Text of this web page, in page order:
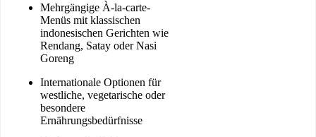
Mehrgängige À-la-carte-
Menüs mit klassischen
indonesischen Gerichten wie
Rendang, Satay oder Nasi
Goreng
Internationale Optionen für
westliche, vegetarische oder
besondere
Ernährungsbedürfnisse